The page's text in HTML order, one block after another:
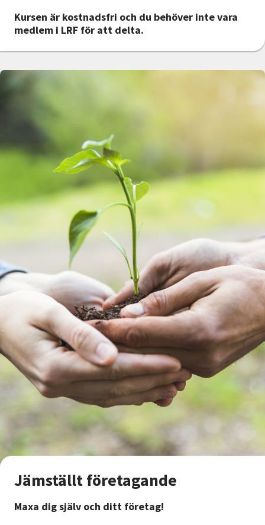
Kursen är kostnadsfri och du behöver inte vara
medlem i LRF för att delta.
Jämställt företagande
Maxa dig själv och ditt företag!